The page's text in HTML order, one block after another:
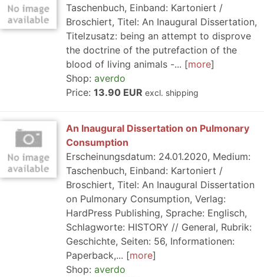
Taschenbuch, Einband: Kartoniert /
Broschiert, Titel: An Inaugural Dissertation,
Titelzusatz: being an attempt to disprove
the doctrine of the putrefaction of the
blood of living animals -...
more
Shop: averdo
Price: 13.90 EUR excl. shipping
An Inaugural Dissertation on Pulmonary
Consumption
Erscheinungsdatum: 24.01.2020, Medium:
Taschenbuch, Einband: Kartoniert /
Broschiert, Titel: An Inaugural Dissertation
on Pulmonary Consumption, Verlag:
HardPress Publishing, Sprache: Englisch,
Schlagworte: HISTORY // General, Rubrik:
Geschichte, Seiten: 56, Informationen:
Paperback,...
more
Shop: averdo